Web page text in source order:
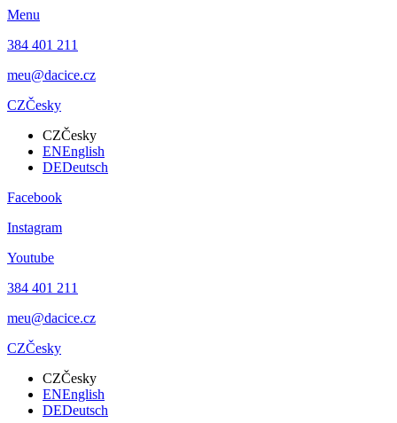
Menu
384 401 211
meu@dacice.cz
CZČesky
CZČesky
ENEnglish
DEDeutsch
Facebook
Instagram
Youtube
384 401 211
meu@dacice.cz
CZČesky
CZČesky
ENEnglish
DEDeutsch